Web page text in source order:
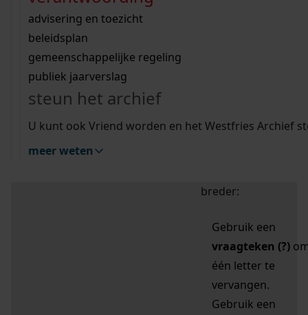
bouwvergunningen
omgevingsvergunningen
vergunningen
beeld en geluid
uitleg nodig?
Wij helpen u op weg met een aantal zoektips.
bekijk alle zoektips
Wij helpen u op weg met een aantal zoektips.
bekijk alle zoektips
bekijk ons geschiedenislokaal
advisering en toezicht
beleidsplan
gemeenschappelijke regeling
publiek jaarverslag
steun het archief
U kunt ook Vriend worden en het Westfries Archief
meer weten
zoektips
Mijn Studiezaal (inloggen)
uw zoekopdracht te
breder:
Gebruik een
vraagteken (?)
één letter te
vervangen.
Gebruik een